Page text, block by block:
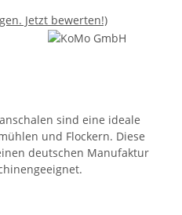
Jetzt bewerten!)
sind eine ideale
und Flockern. Diese
deutschen Manufaktur